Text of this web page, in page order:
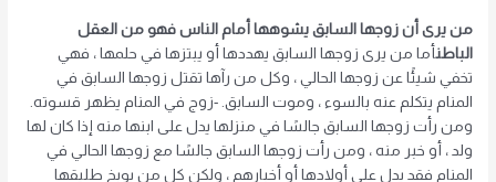
من يرى أن زوجها السابق يشوهها أمام الناس فهو من العقل
الباطنأما من يرى زوجها السابق يهددها أو يبتزها في حلمها ، فهي
تخفي شيئًا عن زوجها الحالي ، وكل من رآها تقتل زوجها السابق في
المنام يتكلم عنه بالسوء ، وموت السابق. -زوج في المنام يظهر قسوته.
ومن رأت زوجها السابق جالسًا في منزلها يدل على ابنها منه إذا كان لها
ولد ، أو خبر منه ، ومن رأت زوجها السابق جالسًا مع زوجها الحالي في
المنام فقد يدل على أولادها أو أخبارهم ، ولكن كل من يوبخ طليقها